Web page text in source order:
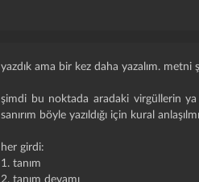
kelimeyi o girdiden kaldırmak gerekir. bu
örnek 1:
girdi: sevmem
örnek 2:
yazdık ama bir kez daha yazalım. metni
şimdi bu noktada aradaki virgüllerin
sanırım böyle yazıldığı için kural
her girdi:
1. tanım
2. tanım devamı